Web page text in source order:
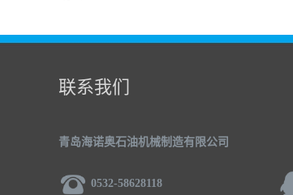
联系我们
青岛海诺奥石油机械制造有限公司
0532-58628118